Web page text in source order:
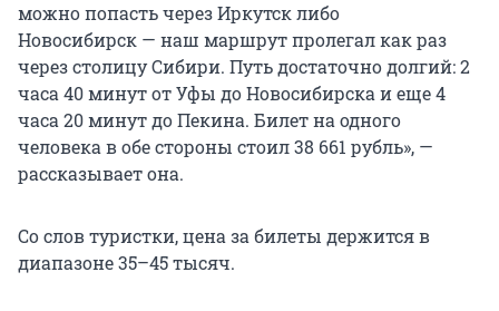
можно попасть через Иркутск либо
Новосибирск — наш маршрут пролегал как раз
через столицу Сибири. Путь достаточно долгий: 2
часа 40 минут от Уфы до Новосибирска и еще 4
часа 20 минут до Пекина. Билет на одного
человека в обе стороны стоил 38 661 рубль», —
рассказывает она.
Со слов туристки, цена за билеты держится в
диапазоне 35–45 тысяч.